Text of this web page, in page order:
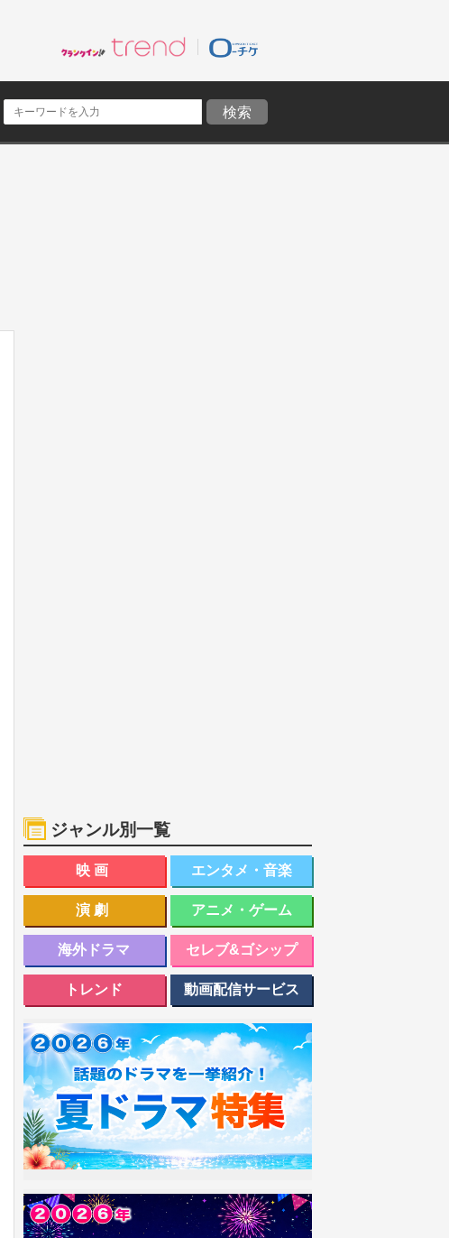
ジャンル別一覧
映画 エンタメ・音楽
演劇 アニメ・ゲーム
海外ドラマ セレブ&ゴシップ
トレンド 動画配信サービス